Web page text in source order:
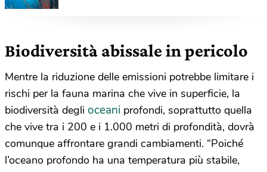
Biodiversità abissale in pericolo
Mentre la riduzione delle emissioni potrebbe limitare i
rischi per la fauna marina che vive in superficie, la
biodiversità degli oceani profondi, soprattutto quella
che vive tra i 200 e i 1.000 metri di profondità, dovrà
comunque affrontare grandi cambiamenti. “Poiché
l’oceano profondo ha una temperatura più stabile,